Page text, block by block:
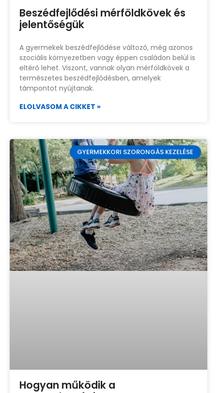
Beszédfejlődési mérföldkövek és
jelentőségük
A gyermekek beszédfejlődése változó, még azonos
szociális környezetben vagy éppen családon belül is
eltérő lehet. Viszont, vannak olyan mérföldkövek a
természetes beszédfejlődésben, amelyek
támpontot nyújtanak.
ELOLVASOM A CIKKET »
GYERMEKKORI SZORONGÁS KEZELÉSE
Hogyan működik a